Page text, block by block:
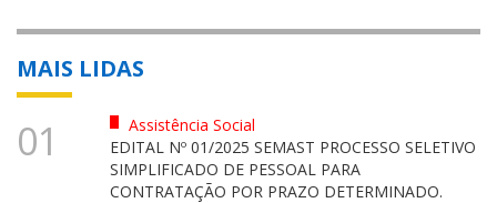
MAIS LIDAS
01
Assistência Social
EDITAL Nº 01/2025 SEMAST PROCESSO SELETIVO
SIMPLIFICADO DE PESSOAL PARA
CONTRATAÇÃO POR PRAZO DETERMINADO.